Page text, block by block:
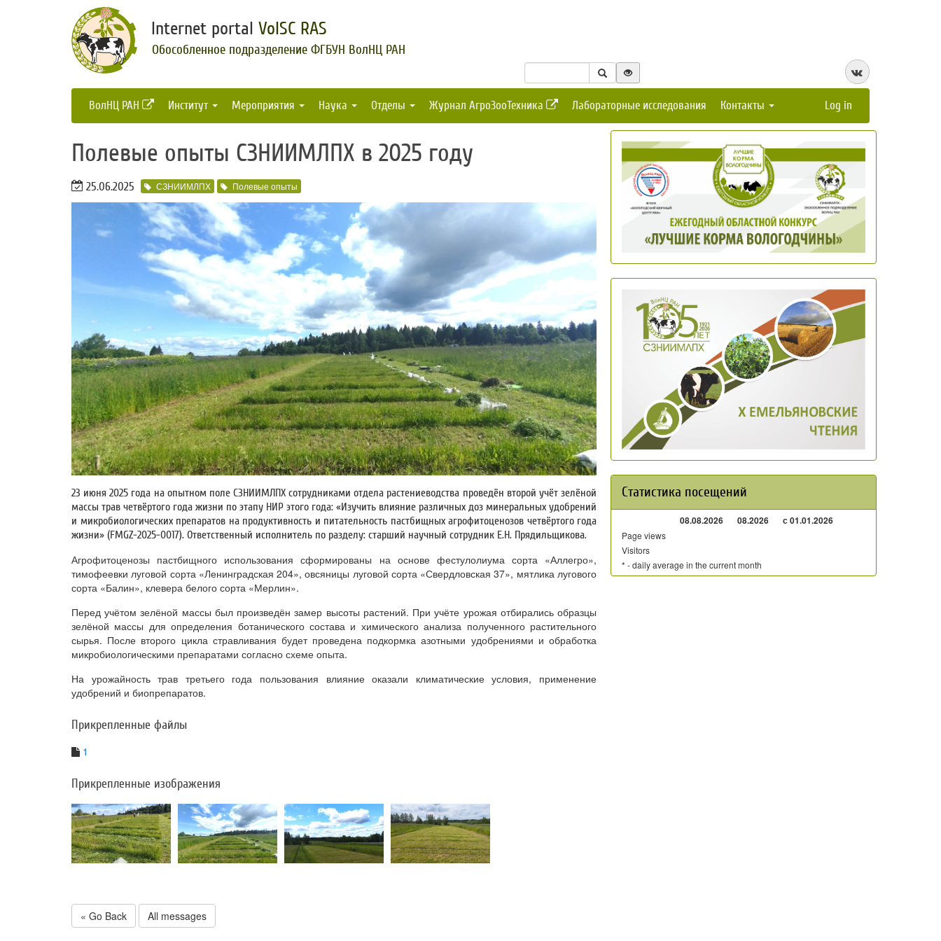
Internet portal VolSC RAS
Обособленное подразделение ФГБУН ВолНЦ РАН
ВолНЦ РАН Институт Мероприятия Наука Отделы Журнал АгроЗооТехника Лабораторные исследования Контакты Log in
​Полевые опыты СЗНИИМЛПХ в 2025 году
25.06.2025 СЗНИИМЛПХ Полевые опыты
23 июня 2025 года на опытном поле СЗНИИМЛПХ сотрудниками отдела растениеводства проведён второй учёт зелёной
массы трав четвёртого года жизни по этапу НИР этого года: «Изучить влияние различных доз минеральных удобрений
и микробиологических препаратов на продуктивность и питательность пастбищных агрофитоценозов четвёртого года
жизни» (FMGZ-2025-0017). Ответственный исполнитель по разделу: старший научный сотрудник Е.Н. Прядильщикова.
Агрофитоценозы пастбищного использования сформированы на основе фестулолиума сорта «Аллегро»,
тимофеевки луговой сорта «Ленинградская 204», овсяницы луговой сорта «Свердловская 37», мятлика лугового
сорта «Балин», клевера белого сорта «Мерлин».
Перед учётом зелёной массы был произведён замер высоты растений. При учёте урожая отбирались образцы
зелёной массы для определения ботанического состава и химического анализа полученного растительного
сырья. После второго цикла стравливания будет проведена подкормка азотными удобрениями и обработка
микробиологическими препаратами согласно схеме опыта.
На урожайность трав третьего года пользования влияние оказали климатические условия, применение
удобрений и биопрепаратов.
Прикрепленные файлы
1
Прикрепленные изображения
« Go Back All messages
Статистика посещений
08.08.2026 08.2026 с 01.01.2026
Page views
Visitors
* - daily average in the current month